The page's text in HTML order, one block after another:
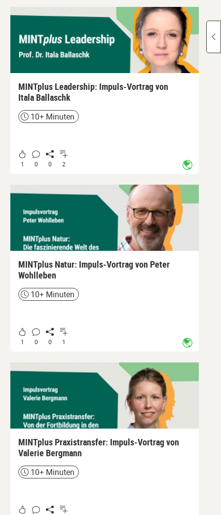
MINTplus Leadership: Impuls-Vortrag von
Itala Ballaschk
Zeit10+ Minuten
1 0 0 2
MINTplus Natur: Impuls-Vortrag von Peter
Wohlleben
Zeit10+ Minuten
1 0 0 1
MINTplus Praxistransfer: Impuls-Vortrag von
Valerie Bergmann
Zeit10+ Minuten